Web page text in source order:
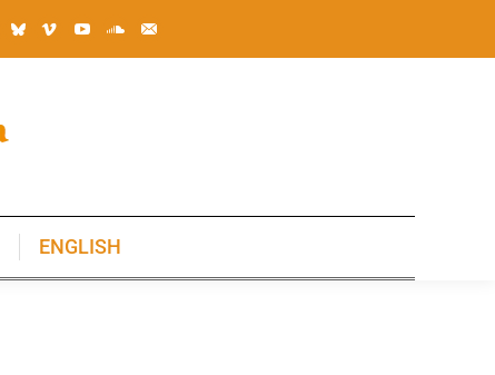
ENGLISH
ENGLISH